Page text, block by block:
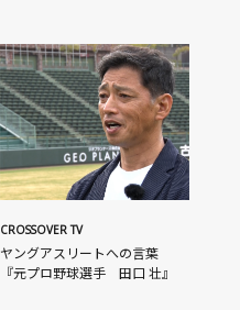
CROSSOVER TV
ヤングアスリートへの言葉
『元プロ野球選手 田口 壮』